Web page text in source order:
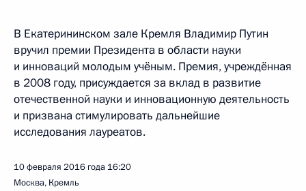
В Екатерининском зале Кремля Владимир Путин
вручил премии Президента в области науки
и инноваций молодым учёным. Премия, учреждённая
в 2008 году, присуждается за вклад в развитие
отечественной науки и инновационную деятельность
и призвана стимулировать дальнейшие
исследования лауреатов.
10 февраля 2016 года 16:20
Москва, Кремль